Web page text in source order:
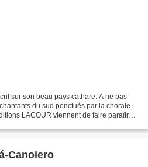
sur son beau pays cathare. A ne pas
du sud ponctués par la chorale
LACOUR viennent de faire paraître
Canoiero